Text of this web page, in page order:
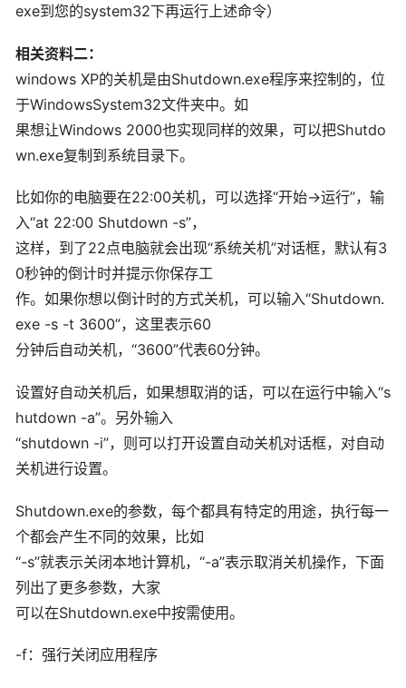
exe到您的system32下再运行上述命令）
相关资料二：
windows XP的关机是由Shutdown.exe程序来控制的，位
于WindowsSystem32文件夹中。如
果想让Windows 2000也实现同样的效果，可以把Shutdo
wn.exe复制到系统目录下。
比如你的电脑要在22:00关机，可以选择“开始→运行”，输
入“at 22:00 Shutdown -s”，
这样，到了22点电脑就会出现“系统关机”对话框，默认有3
0秒钟的倒计时并提示你保存工
作。如果你想以倒计时的方式关机，可以输入“Shutdown.
exe -s -t 3600”，这里表示60
分钟后自动关机，“3600”代表60分钟。
设置好自动关机后，如果想取消的话，可以在运行中输入“s
hutdown -a”。另外输入
“shutdown -i”，则可以打开设置自动关机对话框，对自动
关机进行设置。
Shutdown.exe的参数，每个都具有特定的用途，执行每一
个都会产生不同的效果，比如
“-s”就表示关闭本地计算机，“-a”表示取消关机操作，下面
列出了更多参数，大家
可以在Shutdown.exe中按需使用。
-f：强行关闭应用程序